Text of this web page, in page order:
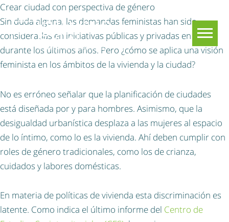
Crear ciudad con perspectiva de género
Sin duda alguna, las demandas feministas han sido
consideradas en iniciativas públicas y privadas en el país
durante los últimos años. Pero ¿cómo se aplica una visión
feminista en los ámbitos de la vivienda y la ciudad?
No es erróneo señalar que la planificación de ciudades
está diseñada por y para hombres. Asimismo, que la
desigualdad urbanística desplaza a las mujeres al espacio
de lo íntimo, como lo es la vivienda. Ahí deben cumplir con
roles de género tradicionales, como los de crianza,
cuidados y labores domésticas.
En materia de políticas de vivienda esta discriminación es
latente. Como indica el último informe del Centro de